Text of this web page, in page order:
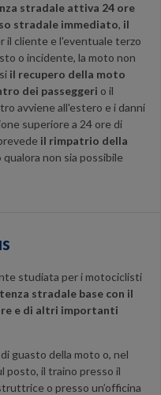
stradale attiva 24 ore
stradale immediato, il
il cliente e l'eventuale terzo
o incidente, la moto non
il recupero della moto
dei passeggeri o il
avviene all'estero e i danni
superiore a 24 ore di
il rimpatrio della
qualora non sia possibile
studiata per i motociclisti
stradale base con il
e di altri importanti
guasto della moto o, nel
posto, il traino presso il
o presso un’officina